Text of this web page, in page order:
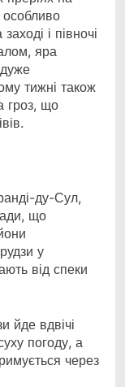
і півночі
яра
тижні також
гроз, що
ду-Сул,
що
у
від спеки
йде вдвічі
погоду, а
через